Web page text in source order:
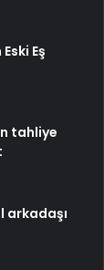
Eş
tahliye
arkadaşı